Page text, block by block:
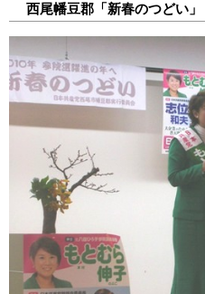
西尾幡豆郡「新春のつどい」